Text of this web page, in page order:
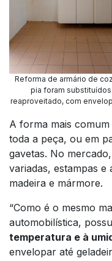
Reforma de armário de
pia foram
reaproveitado, com
A forma mais comum
toda a peça, ou em
gavetas. No
variadas, estampas e
madeira e mármore.
“Como é o mesmo
automobilística,
temperatura e à
envelopar até